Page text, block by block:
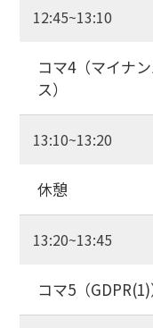
12:45~13:10
コマ4（マイナ
ス）
13:10~13:20
休憩
13:20~13:45
コマ5（GDPR(1)